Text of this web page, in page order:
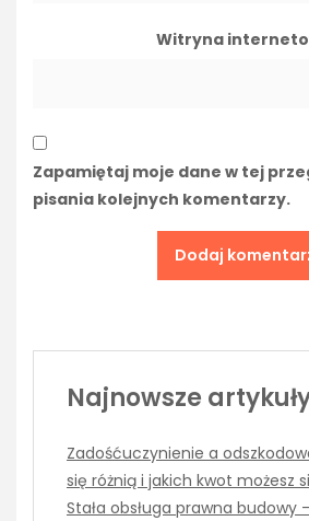
Witryna
Zapamiętaj moje dane w tej
pisania kolejnych komentarzy.
Najnowsze
Zadośćuczynienie a
się różnią i jakich kwot możesz
Stała obsługa prawna budowy